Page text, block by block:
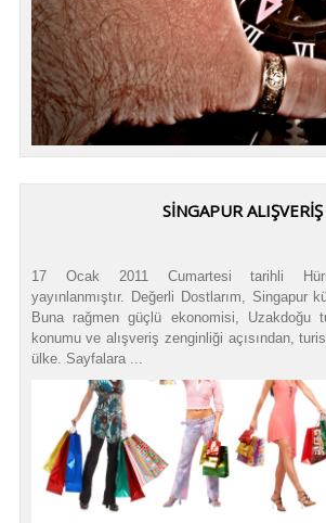
SINGAPUR ALIŞVERIŞ
17 Ocak 2011 Cumartesi tarihli
yayınlanmıştır. Değerli Dostlarım, Singapur
Buna rağmen güçlü ekonomisi, Uzakdoğu
konumu ve alışveriş zenginliği açısından,
ülke. Sayfalara ...